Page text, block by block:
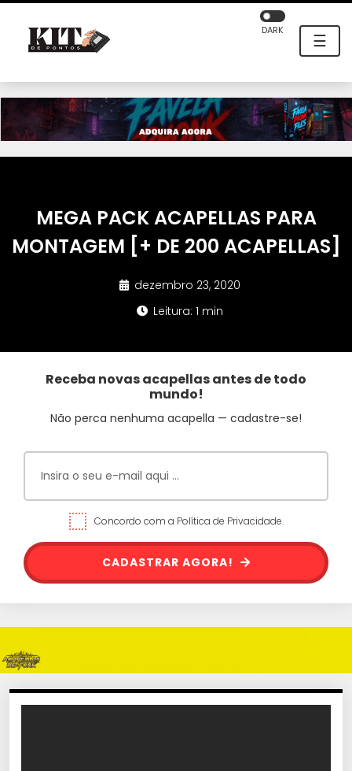
☰
DARK
MEGA PACK ACAPELLAS PARA
MONTAGEM [+ DE 200 ACAPELLAS]
dezembro 23, 2020
Leitura: 1 min
Receba novas acapellas antes de todo
mundo!
Não perca nenhuma acapella — cadastre-se!
Concordo com a Política de Privacidade.
CADASTRAR AGORA!